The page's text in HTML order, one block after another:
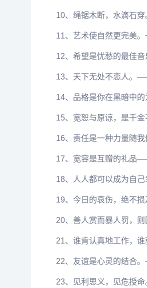
10、绳锯木断，水滴石穿
11、艺术使自然更完美
12、希望是忧愁的最佳音
13、天下无处不恋人。
14、品格是你在黑暗中
15、宽恕与原谅，是千金
16、责任是一种力量随我
17、宽容是互赠的礼品
18、人人都可以成为自己
19、今日的哀伤，绝不损
20、善人赏而暴人罚，
21、谁肯认真地工作，谁
22、友谊是心灵的结合
23、见利思义，见危授